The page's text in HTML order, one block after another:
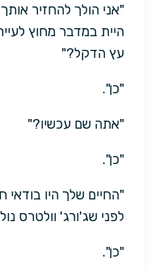
"אני הולך להחזיר
היית במדבר מחוץ
עץ הדקל?"
"כן".
"אתה שם עכשיו?"
"כן".
"החיים שלך היו בודאי
לפני שג'ורג' וולטרס
"כן".